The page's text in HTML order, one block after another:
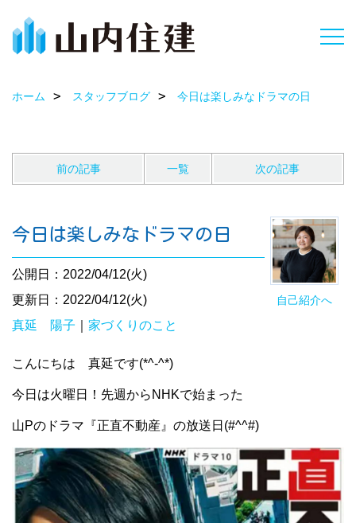
ホーム スタッフブログ 今日は楽しみなドラマの日
前の記事 一覧 次の記事
自己紹介へ
今日は楽しみなドラマの日
公開日：2022/04/12(火)
更新日：2022/04/12(火)
真延 陽子
家づくりのこと
こんにちは 真延です(*^-^*)
今日は火曜日！先週からNHKで始まった
山Pのドラマ『正直不動産』の放送日(#^^#)